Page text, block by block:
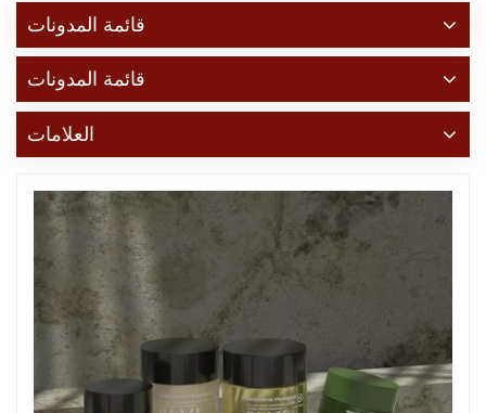
قائمة المدونات
قائمة المدونات
العلامات